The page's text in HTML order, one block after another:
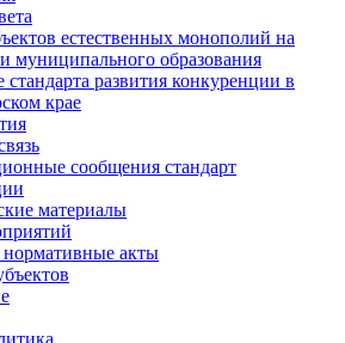
естественных монополий на
муниципального образования
стандарта развития конкуренции в
крае
сообщения стандарт
материалы
акты